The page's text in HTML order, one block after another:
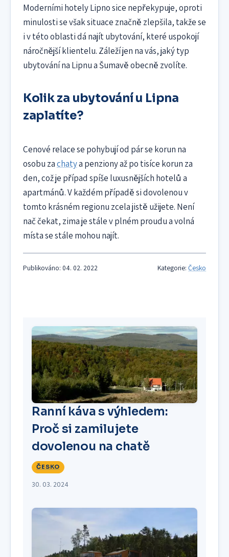
Moderními hotely Lipno sice nepřekypuje, oproti
minulosti se však situace značně zlepšila, takže se
i v této oblasti dá najít ubytování, které uspokojí
náročnější klientelu. Záleží jen na vás, jaký typ
ubytování na Lipnu a Šumavě obecně zvolíte.
Kolik za ubytování u Lipna
zaplatíte?
Cenové relace se pohybují od pár se korun na
osobu zachatya penziony až po tisíce korun za
den, což je případ spíše luxusnějších hotelů a
apartmánů. V každém případě si dovolenou v
tomto krásném regionu zcela jistě užijete. Není
nač čekat, zima je stále v plném proudu a volná
místa se stále mohou najít.
Publikováno: 04. 02. 2022 Kategorie:Česko
Ranní káva s výhledem:
Proč si zamilujete
dovolenou na chatě
ČESKO
30. 03. 2024